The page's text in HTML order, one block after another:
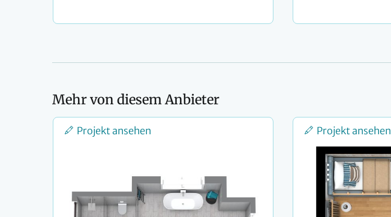
Mehr von diesem Anbieter
Projekt ansehen Projekt ansehen